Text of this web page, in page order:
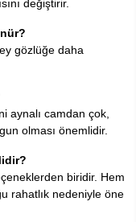
değiştirir.
gözlüğe daha
aynalı camdan çok,
olması önemlidir.
biridir. Hem
rahatlık nedeniyle öne